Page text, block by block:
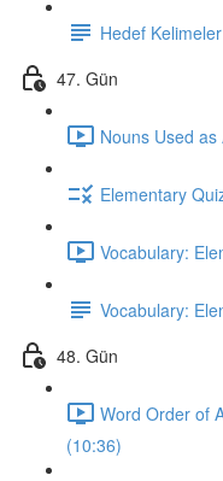
Hedef
47. Gün
Nouns Used as
Elementary
Vocabulary:
Vocabulary:
48. Gün
Word Order of
(10:36)